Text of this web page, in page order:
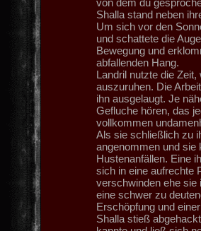
von dem du
Shalla stand neben
Um sich vor den
und schattete die
Bewegung und
abfallenden Hang.
Landril nutzte die
auszuruhen. Die
ihn ausgelaugt. Je
Gefluche hören, das
vollkommen
Als sie schließlich zu
angenommen und sie
Hustenanfällen. Eine
sich in eine aufrechte
verschwinden ehe sie
eine schwer zu
Erschöpfung und
Shalla stieß